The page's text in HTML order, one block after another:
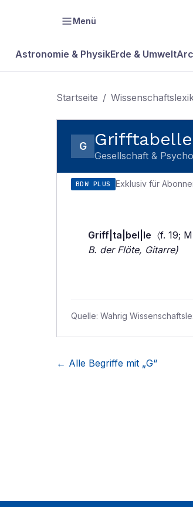
Menü
Astronomie & PhysikErde & Umwelt
Startseite /
G Grifftabelle
Gesellschaft &
BDW PLUS Exklusiv für
Griff|ta|bel|le 〈f. 19;
B. der Flöte, Gitarre)
Quelle: Wahrig
← Alle Begriffe mit „G“